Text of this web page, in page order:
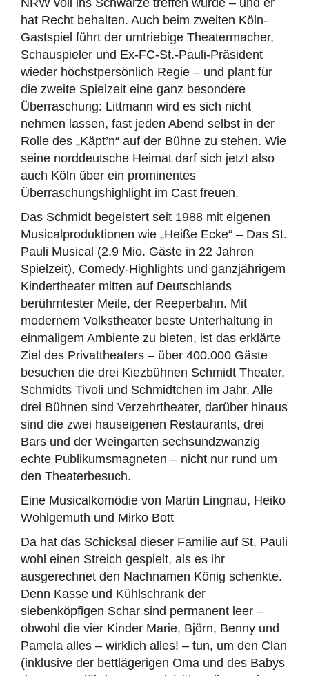
NRW voll ins Schwarze treffen würde – und er
hat Recht behalten. Auch beim zweiten Köln-
Gastspiel führt der umtriebige Theatermacher,
Schauspieler und Ex-FC-St.-Pauli-Präsident
wieder höchstpersönlich Regie – und plant für
die zweite Spielzeit eine ganz besondere
Überraschung: Littmann wird es sich nicht
nehmen lassen, fast jeden Abend selbst in der
Rolle des „Käpt’n“ auf der Bühne zu stehen. Wie
seine norddeutsche Heimat darf sich jetzt also
auch Köln über ein prominentes
Überraschungshighlight im Cast freuen.
Das Schmidt begeistert seit 1988 mit eigenen
Musicalproduktionen wie „Heiße Ecke“ – Das St.
Pauli Musical (2,9 Mio. Gäste in 22 Jahren
Spielzeit), Comedy-Highlights und ganzjährigem
Kindertheater mitten auf Deutschlands
berühmtester Meile, der Reeperbahn. Mit
modernem Volkstheater beste Unterhaltung in
einmaligem Ambiente zu bieten, ist das erklärte
Ziel des Privattheaters – über 400.000 Gäste
besuchen die drei Kiezbühnen Schmidt Theater,
Schmidts Tivoli und Schmidtchen im Jahr. Alle
drei Bühnen sind Verzehrtheater, darüber hinaus
sind die zwei hauseigenen Restaurants, drei
Bars und der Weingarten sechsundzwanzig
echte Publikumsmagneten – nicht nur rund um
den Theaterbesuch.
Eine Musicalkomödie von Martin Lingnau, Heiko
Wohlgemuth und Mirko Bott
Da hat das Schicksal dieser Familie auf St. Pauli
wohl einen Streich gespielt, als es ihr
ausgerechnet den Nachnamen König schenkte.
Denn Kasse und Kühlschrank der
siebenköpfigen Schar sind permanent leer –
obwohl die vier Kinder Marie, Björn, Benny und
Pamela alles – wirklich alles! – tun, um den Clan
(inklusive der bettlägerigen Oma und des Babys